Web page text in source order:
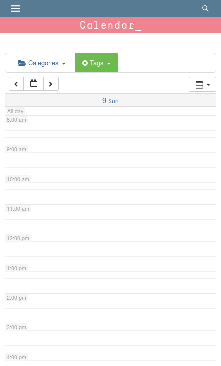
Calendar
Categories Tags
9 Sun
All-day
6:00 am
7:00 am
8:00 am
9:00 am
10:00 am
11:00 am
12:00 pm
1:00 pm
2:00 pm
3:00 pm
4:00 pm